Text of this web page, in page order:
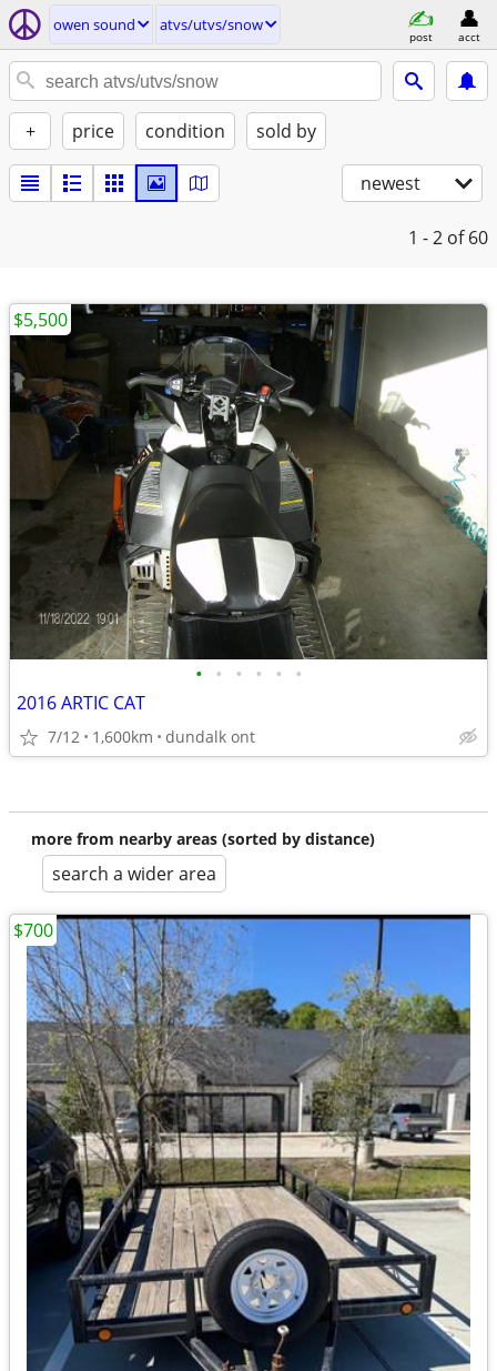
owen sound atvs/utvs/snow
post acct
+ price condition sold by
newest
1 - 2 of 60
• • • • • •
2016 ARTIC CAT
7/12 1,600km dundalk ont
$5,500
more from nearby areas (sorted by distance)
search a wider area
$700